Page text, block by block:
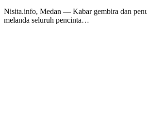
Nisita.info, Medan — Kabar gembira dan
melanda seluruh pencinta…